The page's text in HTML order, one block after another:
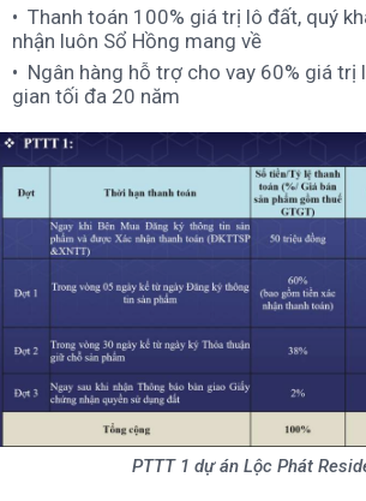
Thanh toán 100% giá trị lô đất, quý
nhận luôn Sổ Hồng mang về
Ngân hàng hỗ trợ cho vay 60% giá
gian tối đa 20 năm
PTTT 1 dự án Lộc Phát